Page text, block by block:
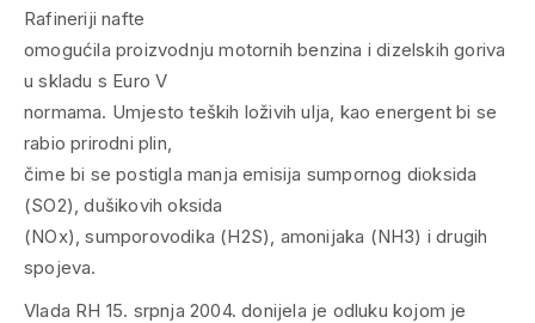
Rafineriji nafte
omogućila proizvodnju motornih benzina i dizelskih goriva
u skladu s Euro V
normama. Umjesto teških loživih ulja, kao energent bi se
rabio prirodni plin,
čime bi se postigla manja emisija sumpornog dioksida
(SO2), dušikovih oksida
(NOx), sumporovodika (H2S), amonijaka (NH3) i drugih
spojeva.
Vlada RH 15. srpnja 2004. donijela je odluku kojom je